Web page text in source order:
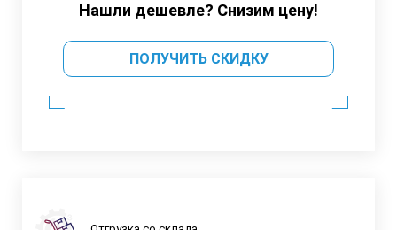
Нашли дешевле? Снизим цену!
ПОЛУЧИТЬ СКИДКУ